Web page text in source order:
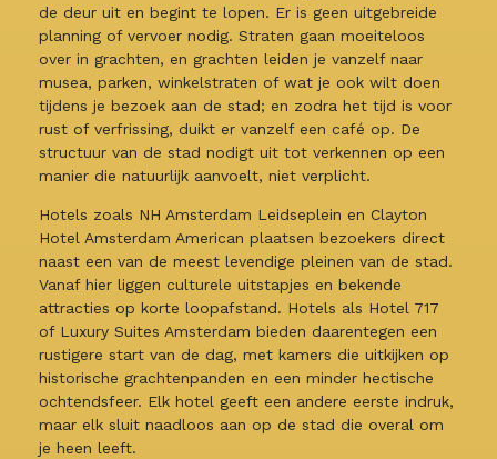
de deur uit en begint te lopen. Er is geen uitgebreide
planning of vervoer nodig. Straten gaan moeiteloos
over in grachten, en grachten leiden je vanzelf naar
musea, parken, winkelstraten of wat je ook wilt doen
tijdens je bezoek aan de stad; en zodra het tijd is voor
rust of verfrissing, duikt er vanzelf een café op. De
structuur van de stad nodigt uit tot verkennen op een
manier die natuurlijk aanvoelt, niet verplicht.
Hotels zoals NH Amsterdam Leidseplein en Clayton
Hotel Amsterdam American plaatsen bezoekers direct
naast een van de meest levendige pleinen van de stad.
Vanaf hier liggen culturele uitstapjes en bekende
attracties op korte loopafstand. Hotels als Hotel 717
of Luxury Suites Amsterdam bieden daarentegen een
rustigere start van de dag, met kamers die uitkijken op
historische grachtenpanden en een minder hectische
ochtendsfeer. Elk hotel geeft een andere eerste indruk,
maar elk sluit naadloos aan op de stad die overal om
je heen leeft.